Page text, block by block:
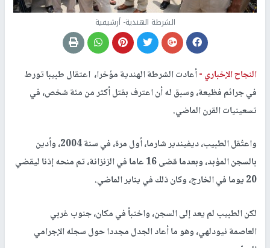
الشرطة الهندية- أرشيفية
النجاح الإخباري -أعادت الشرطة الهندية مؤخرا، اعتقال طبيبا تورط
في جرائم فظيعة، وسبق له أن اعترف بقتل أكثر من مئة شخص، في
تسعينيات القرن الماضي.
واعتُقل الطبيب، ديفيندير شارما، أول مرة، في سنة 2004، وأدين
بالسجن المؤبد، وبعدما قضى 16 عاما في الزنزانة، تم منحه إذنا ليقضي
20 يوما في الخارج، وكان ذلك في يناير الماضي.
لكن الطبيب لم يعد إلى السجن، واختبأ في مكان، جنوب غربي
العاصمة نيودلهي، وهو ما أعاد الجدل مجددا حول سجله الإجرامي